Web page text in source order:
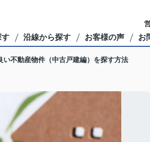
沿線から探す お客様の声 お
い不動産物件（中古戸建編）を探す方法